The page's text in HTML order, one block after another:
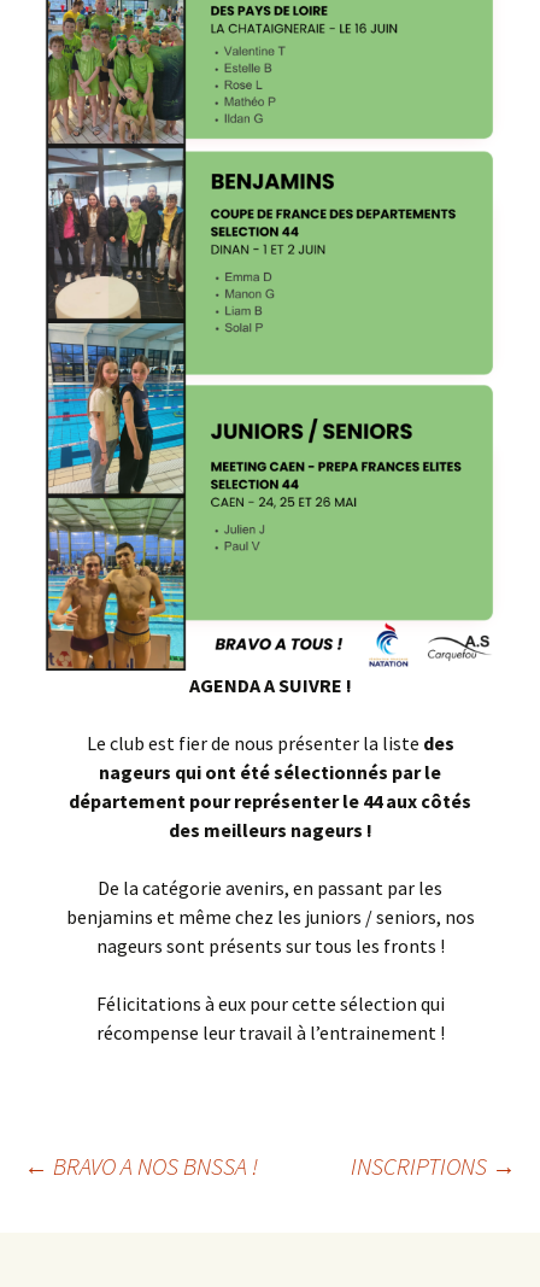
AGENDA A SUIVRE !
Le club est fier de nous présenter la liste des
nageurs qui ont été sélectionnés par le
département pour représenter le 44 aux côtés
des meilleurs nageurs !
De la catégorie avenirs, en passant par les
benjamins et même chez les juniors / seniors, nos
nageurs sont présents sur tous les fronts !
Félicitations à eux pour cette sélection qui
récompense leur travail à l’entrainement !
Navigation
← BRAVO A NOS BNSSA ! INSCRIPTIONS →